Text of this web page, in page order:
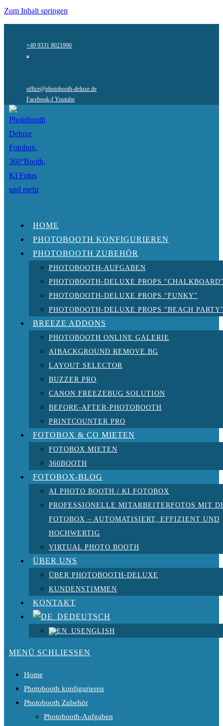
Zum Inhalt springen
+49 9331 8021990
office@photobooth-deluxe.de
Facebook-f Youtube
HOME
PHOTOBOOTH KONFIGURIEREN
PHOTOBOOTH ZUBEHÖR
PHOTOBOOTH-AUFGABEN
PHOTOBOOTH-DELUXE PROPS
PHOTOBOOTH-DELUXE PROPS “FUNKY”
PHOTOBOOTH-DELUXE PROPS “BEACH
BREEZE ADDONS
PHOTOBOOTH ONLINE GALERIE
AIBACKGROUND REMOVE.BG
LAYOUT SELECTOR
BUZZER PRO
CANON FREEZEBUG SOLUTION
BEFORE-AFTER-PHOTOBOOTH
PRINTCOUNTER PRO
FOTOBOX & CO MIETEN
FOTOBOX MIETEN
360BOOTH
FOTOBOX-BLOG
AI PHOTO BOOTH / KI FOTOBOX
PROFESSIONELLE MITARBEITERFOTOS MIT
FOTOBOX – AUTOMATISIERT, EFFIZIENT UND
HOCHWERTIG
VIRTUAL PHOTO BOOTH
ÜBER UNS
ÜBER PHOTOBOOTH-DELUXE
KUNDENSTIMMEN
KONTAKT
DEUTSCH
ENGLISH
MENÜ SCHLIESSEN
Home
Photobooth konfigurieren
Photobooth Zubehör
Photobooth-Aufgaben